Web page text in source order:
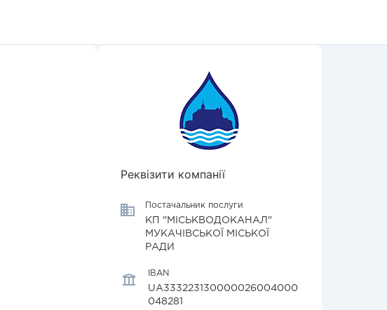
Реквізити компанії
Постачальник послуги
КП "МІСЬКВОДОКАНАЛ"
МУКАЧІВСЬКОЇ МІСЬКОЇ
РАДИ
IBAN
UA333223130000026004000
048281